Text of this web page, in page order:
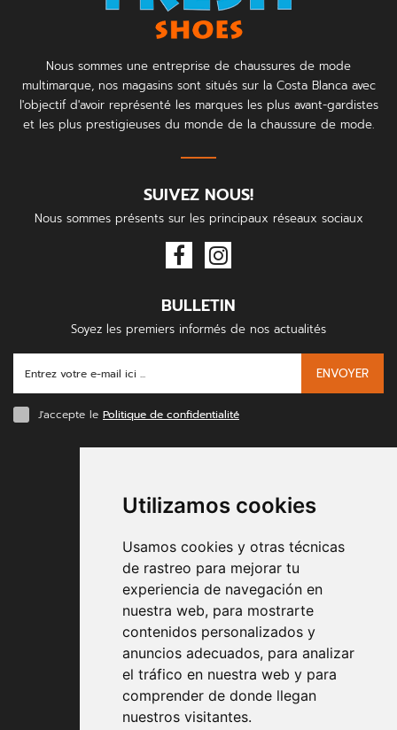
Utilizamos cookies
Usamos cookies y otras técnicas
de rastreo para mejorar tu
experiencia de navegación en
nuestra web, para mostrarte
contenidos personalizados y
anuncios adecuados, para analizar
el tráfico en nuestra web y para
comprender de donde llegan
nuestros visitantes.
Nous sommes une entreprise de chaussures de mode
multimarque, nos magasins sont situés sur la Costa Blanca avec
l'objectif d'avoir représenté les marques les plus avant-gardistes
et les plus prestigieuses du monde de la chaussure de mode.
SUIVEZ NOUS!
Nous sommes présents sur les principaux réseaux sociaux
BULLETIN
Soyez les premiers informés de nos actualités
ENVOYER
J'accepte le Politique de confidentialité
Conditions contractuelles
Expédition et remise
Retour